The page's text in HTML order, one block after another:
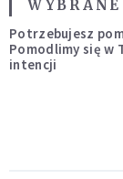
Potrzebujesz
Pomodlimy się w
intencji